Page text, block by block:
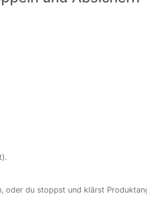
oder du stoppst und klärst